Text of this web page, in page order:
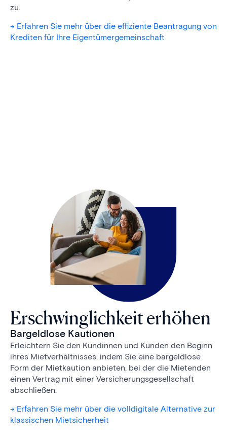
zu.
-> Erfahren Sie mehr über die effiziente Beantragung von
Krediten für Ihre Eigentümergemeinschaft
Erschwinglichkeit erhöhen
Bargeldlose Kautionen
Erleichtern Sie den Kundinnen und Kunden den Beginn
ihres Mietverhältnisses, indem Sie eine bargeldlose
Form der Mietkaution anbieten, bei der die Mietenden
einen Vertrag mit einer Versicherungsgesellschaft
abschließen.
-> Erfahren Sie mehr über die volldigitale Alternative zur
klassischen Mietsicherheit